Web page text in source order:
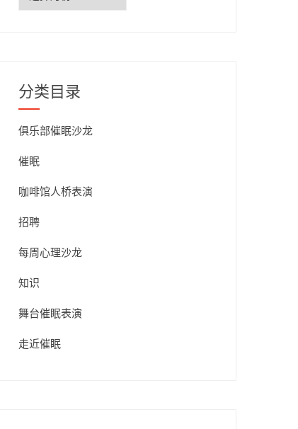
期
分类目录
俱乐部催眠沙龙
催眠
咖啡馆人桥表演
招聘
每周心理沙龙
知识
舞台催眠表演
走近催眠